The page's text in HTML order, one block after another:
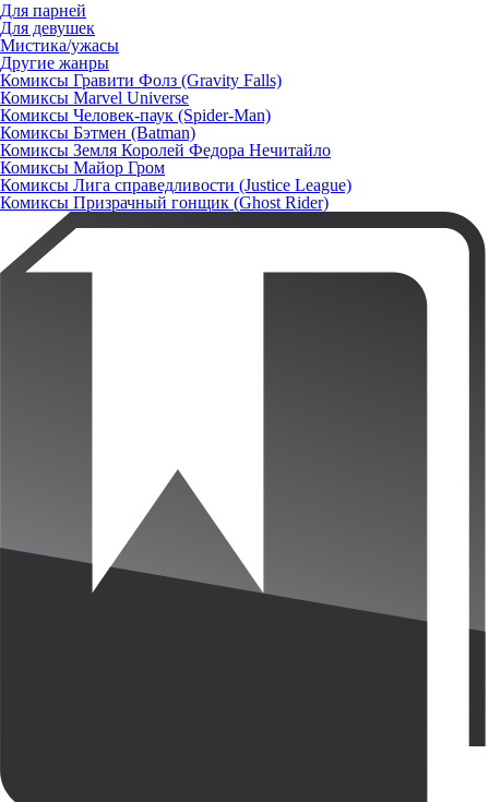
Для парней
Для девушек
Мистика/ужасы
Другие жанры
Комиксы Гравити Фолз (Gravity Falls)
Комиксы Marvel Universe
Комиксы Человек-паук (Spider-Man)
Комиксы Бэтмен (Batman)
Комиксы Земля Королей Федора Нечитайло
Комиксы Майор Гром
Комиксы Лига справедливости (Justice League)
Комиксы Призрачный гонщик (Ghost Rider)